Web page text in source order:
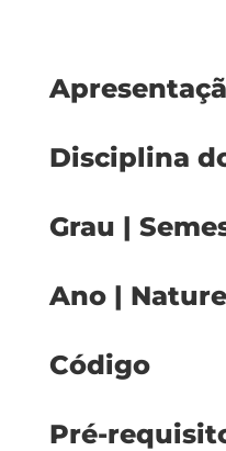
Disciplina
Grau |
Ano |
Código
Pré-